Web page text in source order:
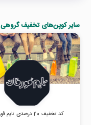
سایر کوپن‌های تخفیف گروهی
کد تخفیف 20 درصدی تایم فور فان